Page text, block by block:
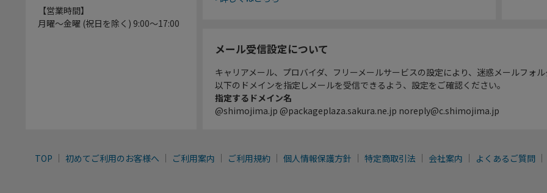
【営業時間】
月曜～金曜 (祝日を除く) 9:00～17:00
メール受信設定について
キャリアメール、プロバイダ、フリーメールサービスの設定により、迷惑メールフォ
以下のドメインを指定しメールを受信できるよう、設定をご確認ください。
指定するドメイン名
@shimojima.jp @packageplaza.sakura.ne.jp noreply@c.shimojima.jp
TOP 初めてご利用のお客様へ ご利用案内 ご利用規約 個人情報保護方針 特定商取引法 会社案内 よくあるご質問